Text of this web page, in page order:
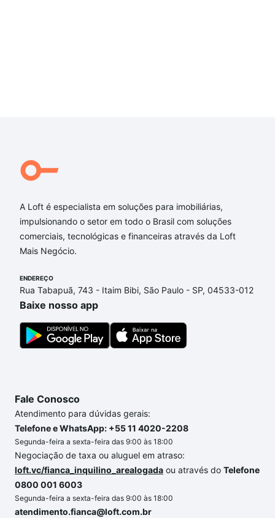
A Loft é especialista em soluções para imobiliárias,
impulsionando o setor em todo o Brasil com soluções
comerciais, tecnológicas e financeiras através da Loft
Mais Negócio.
ENDEREÇO
Rua Tabapuã, 743 - Itaim Bibi, São Paulo - SP, 04533-012
Baixe nosso app
Fale Conosco
Atendimento para dúvidas gerais:
Telefone e WhatsApp: +55 11 4020-2208
Segunda-feira a sexta-feira das 9:00 às 18:00
Negociação de taxa ou aluguel em atraso:
loft.vc/fianca_inquilino_arealogada ou através do Telefone
0800 001 6003
Segunda-feira a sexta-feira das 9:00 às 18:00
atendimento.fianca@loft.com.br